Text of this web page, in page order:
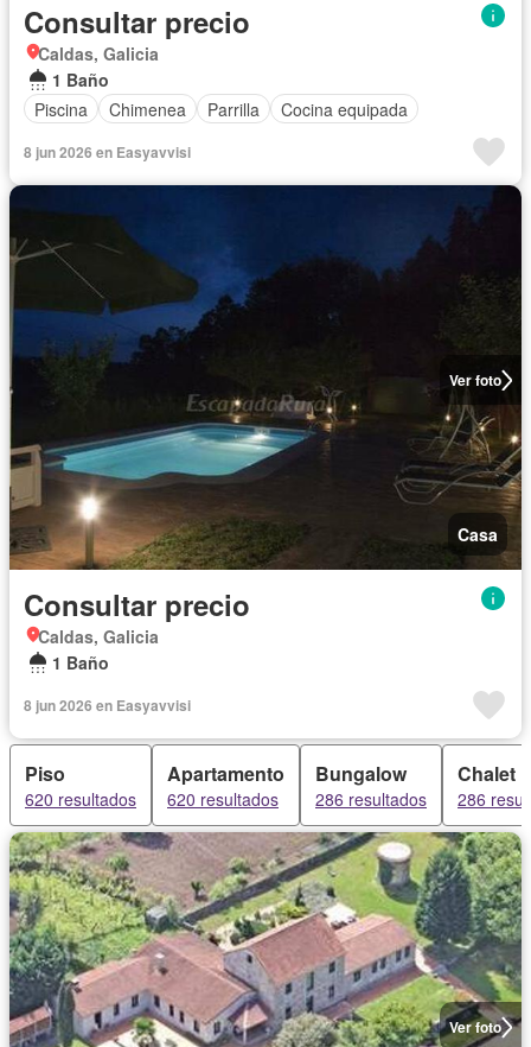
Consultar precio
Caldas, Galicia
1 Baño
Piscina
Chimenea Parrilla Cocina equipada
8 jun 2026 en Easyavvisi
Ver foto
Casa
Consultar precio
Caldas, Galicia
1 Baño
8 jun 2026 en Easyavvisi
Piso
620 resultados
Apartamento
620 resultados
Bungalow
286 resultados
Chalet
286
Ver foto